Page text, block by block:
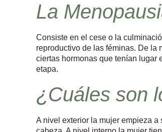
La
Consiste en el cese o la
reproductivo de las féminas. De la
ciertas hormonas que tenían lugar
etapa.
¿Cuáles son
A nivel exterior la mujer empieza